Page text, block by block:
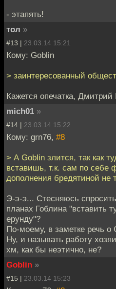
- этапять!
тол »
#13 | 23.03.14 15:21
Кому: Goblin
> заинтересованный
Кажется опечатка,
mich01 »
#14 | 23.03.14 15:22
Кому: grn76, #8
> А Goblin злится, так как
вставишь, т.к. сам по себе
дополнения бредятиной не
Э-э-э... Стесняюсь
планах Гоблина "вставить
ерунду"?
По-моему, в заметке речь
Ну, и называть работу
хм, как бы неэтично, не?
Goblin »
#15 | 23.03.14 15:23